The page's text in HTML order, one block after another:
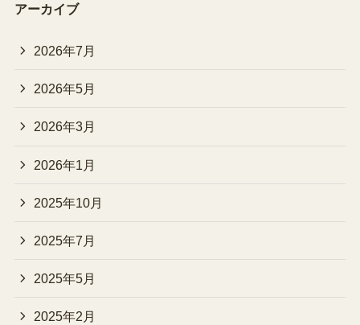
アーカイブ
2026年7月
2026年5月
2026年3月
2026年1月
2025年10月
2025年7月
2025年5月
2025年2月